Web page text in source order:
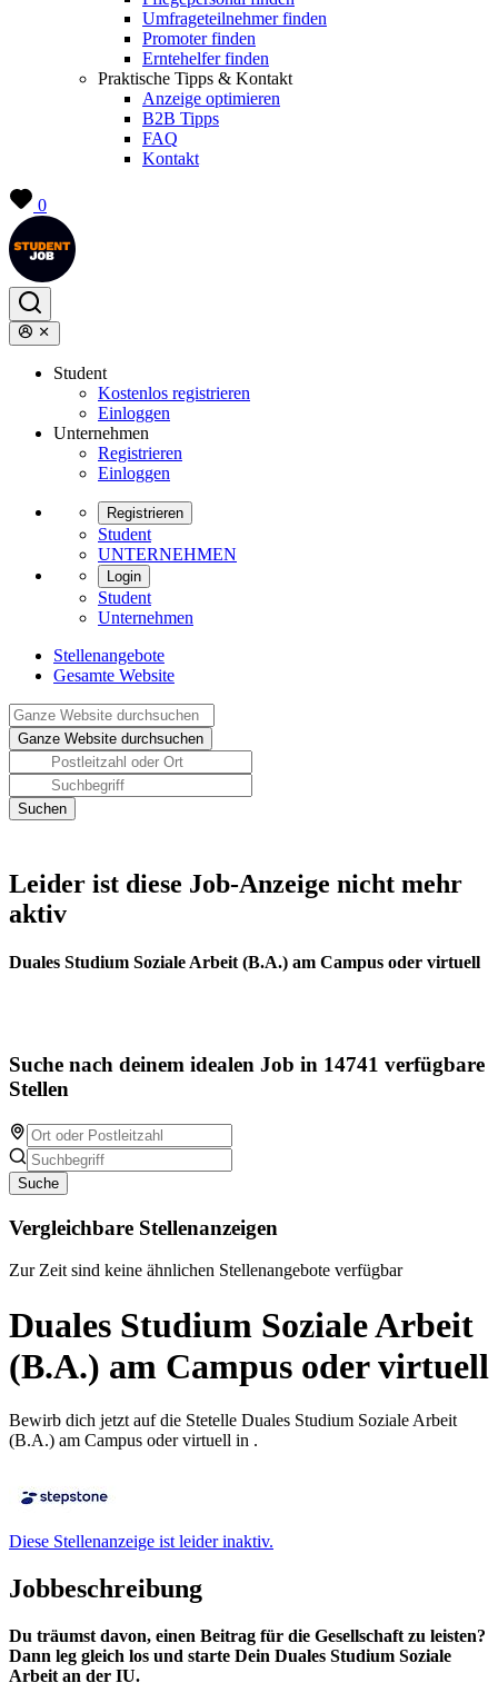
Umfrageteilnehmer finden
Promoter finden
Erntehelfer finden
Praktische Tipps & Kontakt
Anzeige optimieren
B2B Tipps
FAQ
Kontakt
0
Student
Kostenlos registrieren
Einloggen
Unternehmen
Registrieren
Einloggen
Registrieren
Student
UNTERNEHMEN
Login
Student
Unternehmen
Stellenangebote
Gesamte Website
Leider ist diese Job-Anzeige nicht mehr
aktiv
Duales Studium Soziale Arbeit (B.A.) am Campus oder virtuell
Suche nach deinem idealen Job in 14741 verfügbare
Stellen
Suche
Vergleichbare Stellenanzeigen
Zur Zeit sind keine ähnlichen Stellenangebote verfügbar
Duales Studium Soziale Arbeit
(B.A.) am Campus oder virtuell
Bewirb dich jetzt auf die Stetelle Duales Studium Soziale Arbeit
(B.A.) am Campus oder virtuell in .
Diese Stellenanzeige ist leider inaktiv.
Jobbeschreibung
Du träumst davon, einen Beitrag für die Gesellschaft zu leisten?
Dann leg gleich los und starte Dein Duales Studium Soziale
Arbeit an der IU.